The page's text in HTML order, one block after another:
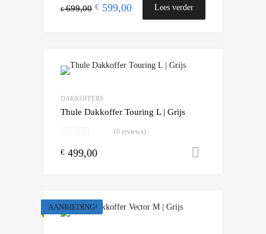
€699,00 € 599,00 Lees verder
DAKKOFFERS
Thule Dakkoffer Touring L | Grijs
(0 reviews)
€ 499,00
AANBIEDING!